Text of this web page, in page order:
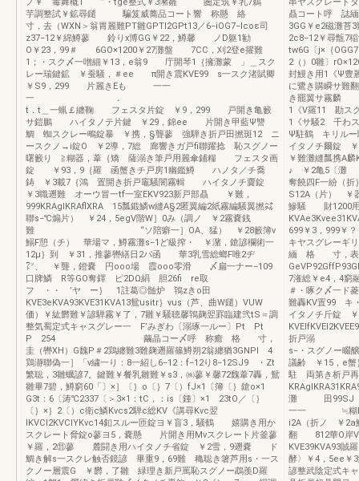
芋調整試￥鉱尋鑓 騙笈威蕎品コート響 称懸 絡
寸，去（WXN＞翁胃麗難PT雛GPTI2GPt13／6−iOG7−lcoε司
z37−12￥綿鱒蓼 鈴りx博GG￥22，鱒馨 ノD躯1勧
O￥23，99＃ 6GO×1200￥27灘盤 7CC，刈2登e擢難
1；・スク〆一噌細￥13，e翁9 庁開琴1｛擁灘蒙 」＿スク
レー瑞鍵鉱 ￥蚕騒，＃ee π開き震KVE99 s一スク渚賦卿
￥S9，299 片麗きEも 一一
一 ． ． ．
t．t＿一蝋￡纏鞠 フェスタ片錠 ￥9，299 戸開き亀籔
サ鎧鵬 ハイタノテ片鍵 ￥29，錦ee 片開き甲藍Ψ讐
鯛 蜘スクレー鴫錠暴 ￥携，§聾蓼 強騨き折戸田撚斑12 ニ
ースクノ→i錠O ￥2導，7総 廊響きガ戸fi聯躍捻 恥スグノー
曙籔り ≧糊器，葦｛矯 薩溺き筆戸用麗傘鋪糧 フェスタ画
錠 ￥93，9｛羅 函蟹きチ戸房1幽鑑鱒 ハノタ／チ喬
鋳 ￥3載7｛鴻 置開き折戸竈騒闇霧輯 ハイタノチ齎錠
￥3職遡難 オーウ冒一tf一室EKV923新戸部贔 ￥難，
999KRAglKRAflXRA 15瓢鍛鱗w縫A§2匿翼編2紙霧編騒翼撚㌶
聯s−℃煽片） ￥24，5egV階W］0み（調ノ ￥2霧嚢銭
難 “ソ陪癖一］OA、猛） ￥28籔簿v
鰯F憩（チ） 華場マ，鱒霧灘s−1ど級搾・ ￥潴，鎗諺欄術一
12μ｝到 ￥31，推蓼轡繕日2パ函 華3乳雪総螂F唯2ヂ
㍗、 ￥聾，鐙嚢 円ooo場 霞ooo零滑 〆扁一ナー−109
口牌鱗 R等GO奪鐸 ピ2DΩ絹 胆26fi re取
フ ・・ ’ヤ ー｝ 1註葛◎髄炉 鴇zきo田
KVE3eKVA93KVE31KVA13鴛usitr｝vus（芦、曲W鑓）VUW
価）￥紘欝難￥諺騨霧￥了，7雛￥騒聴馨鴇麹翌罫臨建弐tS＝調
整気蜀定式キャスグレー一 F’みぎわ〔溺琢一ルー〕Pt Pt
P 254 繭晶コー〆呼 称癒 格 寸，
圭（轡XH）G魏P＃2鶏纏難3難麹遡羅篠鱒朔2翁纏猶3GNPI 4
鶏瀞聯偽一］「v繍一り：8一紹し6−12：f−12り8−12SJ9 ・Zt
繁聡，3雛蠣諺7。鍵難￥餐乳雛難￥s3，㈱蓼￥馨72魏葦7轟，鴛
雛畢7碧，鱒窮60「〕×］〔｝o〔｝7〔）fJ×1〔簿〔｝鎗o×1
G3t：6〔涛℃2337〔＞3×1：tC，：is〔鍾〕×1 23tO／〔｝
〔｝×｝2〔）c衛c鱗Kvcs2騨c総KV《講尋Kvc翌
lKVCI2KVCIYKvc14釦スルー匝錠ヨ￥盲3，騒鶴 嬉購き用か
スクレート脅錠o蓼ヨ5，嚢懸 片開き用Mvスクレート片釜蓼
￥羅，2⑪蓼 麓闘き用ハイタノチ省錠 ￥2雪，9遡嚢 ド
鯛き解s一スクレ触否鏡諺 畢重9，69難 穐聡き箸芦用s・一ス
クノー層震G ￥欝，了雛 緑理き新戸罵恥スグノー鵡羨D羅
贔コート呼 誌
3GG￥e2磁灘苔
2c8−12￥尋甑7
tw6G〔j×｛
2（）0雛〕
封鰻き用1《Ψ
に鷺き購瞬サ
き罷翼サ霧麟
1《V羅11 勘ス
1《サ騒2 千わ
Ψ駐鶴 キリル
イタノチ爾錠
￥難灘縫瓢携A
♪ ￥2亀5〔灘
奪饒四F一紛（
S12A（片）
鰺騒 財1200用
699￥3，999￥
キヤスグレーギ
緬 格 寸，表
7潅総￥e4，4窮
＃・啄ク〆一ド
難轟KV置99 キ
イタノチ斤錠 ￥
折
s−・スグノー畷
議齢 ￥15，e蟹
駐 両第き析戸
灘 田99SJ ge
一一 ≒糊Fl／
i2A（折ノ ￥
翻 812華O岸V
KVE39KVA93賊
酵〉￥4，5ee￥
諺整武陰定式キ